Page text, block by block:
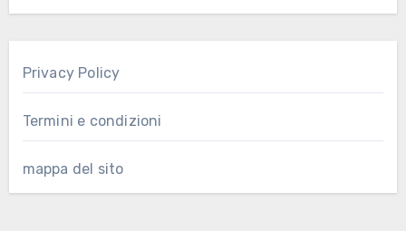
Privacy Policy
Termini e condizioni
mappa del sito